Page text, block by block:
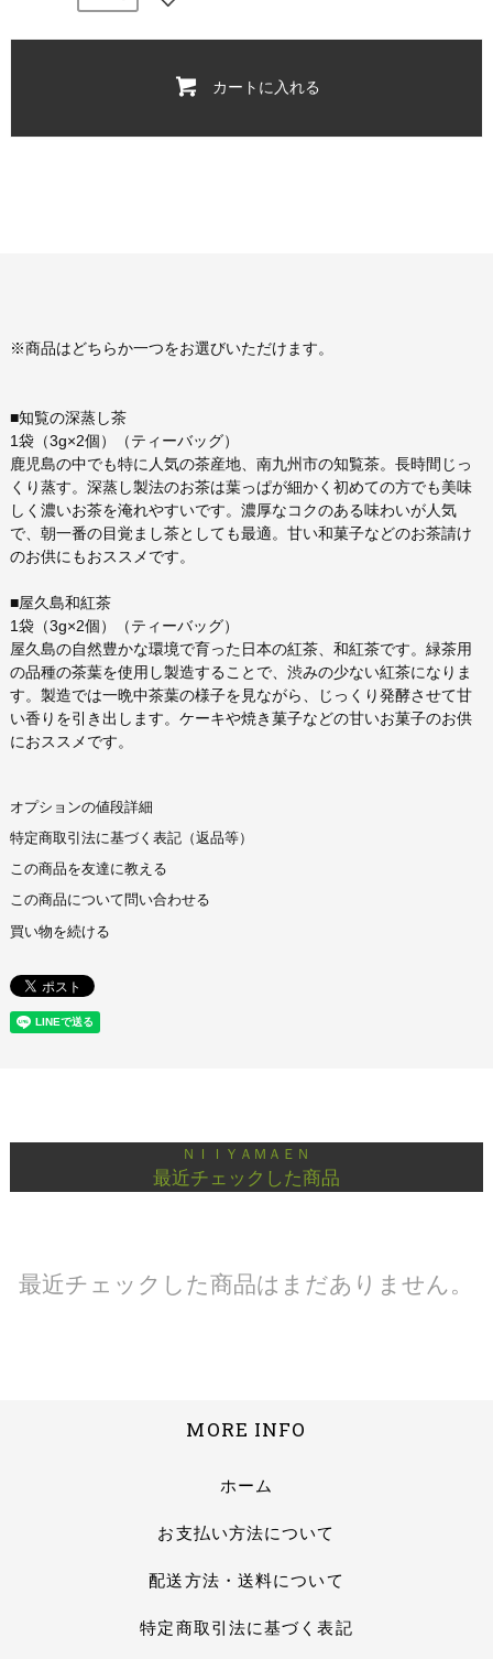
カートに入れる
※商品はどちらか一つをお選びいただけます。
■知覧の深蒸し茶
1袋（3g×2個）（ティーバッグ）
鹿児島の中でも特に人気の茶産地、南九州市の知覧茶。長時間じっ
くり蒸す。深蒸し製法のお茶は葉っぱが細かく初めての方でも美味
しく濃いお茶を淹れやすいです。濃厚なコクのある味わいが人気
で、朝一番の目覚まし茶としても最適。甘い和菓子などのお茶請け
のお供にもおススメです。
■屋久島和紅茶
1袋（3g×2個）（ティーバッグ）
屋久島の自然豊かな環境で育った日本の紅茶、和紅茶です。緑茶用
の品種の茶葉を使用し製造することで、渋みの少ない紅茶になりま
す。製造では一晩中茶葉の様子を見ながら、じっくり発酵させて甘
い香りを引き出します。ケーキや焼き菓子などの甘いお菓子のお供
におススメです。
オプションの値段詳細
特定商取引法に基づく表記（返品等）
この商品を友達に教える
この商品について問い合わせる
買い物を続ける
ＮＩＩＹＡＭＡＥＮ
最近チェックした商品
最近チェックした商品はまだありません。
MORE INFO
ホーム
お支払い方法について
配送方法・送料について
特定商取引法に基づく表記